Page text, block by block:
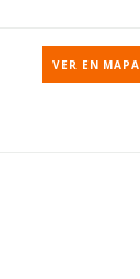
VER EN MAPA